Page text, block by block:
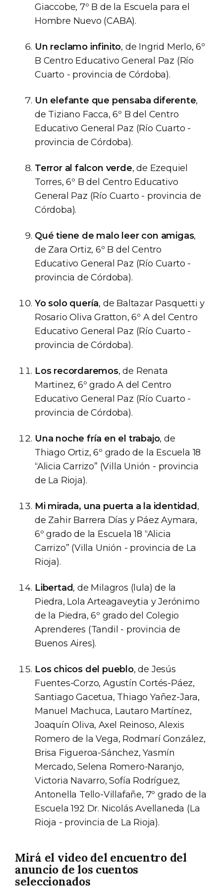
Giaccobe, 7º B de la Escuela para el
Hombre Nuevo (CABA).
Un reclamo infinito, de Ingrid Merlo, 6º
B Centro Educativo General Paz (Río
Cuarto - provincia de Córdoba).
Un elefante que pensaba diferente,
de Tiziano Facca, 6º B del Centro
Educativo General Paz (Río Cuarto -
provincia de Córdoba).
Terror al falcon verde, de Ezequiel
Torres, 6º B del Centro Educativo
General Paz (Río Cuarto - provincia de
Córdoba).
Qué tiene de malo leer con amigas,
de Zara Ortiz, 6º B del Centro
Educativo General Paz (Río Cuarto -
provincia de Córdoba).
Yo solo quería, de Baltazar Pasquetti y
Rosario Oliva Gratton, 6º A del Centro
Educativo General Paz (Río Cuarto -
provincia de Córdoba).
Los recordaremos, de Renata
Martinez, 6º grado A del Centro
Educativo General Paz (Río Cuarto -
provincia de Córdoba).
Una noche fría en el trabajo, de
Thiago Ortiz, 6º grado de la Escuela 18
“Alicia Carrizo” (Villa Unión - provincia
de La Rioja).
Mi mirada, una puerta a la identidad ,
de Zahir Barrera Días y Páez Aymara,
6º grado de la Escuela 18 “Alicia
Carrizo” (Villa Unión - provincia de La
Rioja).
Libertad, de Milagros (lula) de la
Piedra, Lola Arteagaveytia y Jerónimo
de la Piedra, 6º grado del Colegio
Aprenderes (Tandil - provincia de
Buenos Aires).
Los chicos del pueblo, de Jesús
Fuentes-Corzo, Agustín Cortés-Páez,
Santiago Gacetua, Thiago Yañez-Jara,
Manuel Machuca, Lautaro Martínez,
Joaquín Oliva, Axel Reinoso, Alexis
Romero de la Vega, Rodmarí González,
Brisa Figueroa-Sánchez, Yasmín
Mercado, Selena Romero-Naranjo,
Victoria Navarro, Sofía Rodríguez,
Antonella Tello-Villafañe, 7º grado de la
Escuela 192 Dr. Nicolás Avellaneda (La
Rioja - provincia de La Rioja).
Mirá el video del encuentro del
anuncio de los cuentos
seleccionados